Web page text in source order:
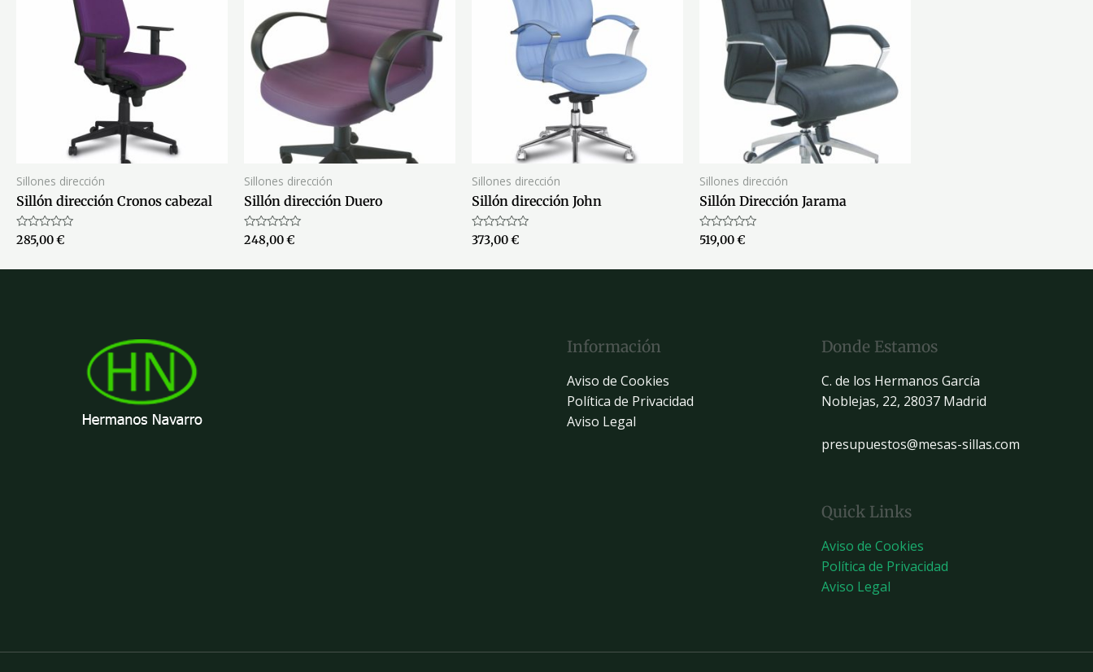
Sillones dirección
Sillón dirección Cronos cabezal
Valorado
con
de
285,00€
Sillones dirección
Sillón dirección Duero
Valorado
de
248,00€
Sillones dirección
Sillón dirección John
Valorado
con
de
373,00€
Sillones dirección
Sillón Dirección Jarama
Valorado
con
de
519,00€
Información
Aviso de Cookies
Política de Privacidad
Aviso Legal
Donde Estamos
C. de los Hermanos García
Noblejas, 22, 28037 Madrid
presupuestos@mesas-sillas.com
Quick Links
Aviso de Cookies
Política de Privacidad
Aviso Legal